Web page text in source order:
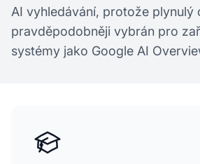
AI vyhledávání, protože plynulý
pravděpodobněji vybrán pro
systémy jako Google AI